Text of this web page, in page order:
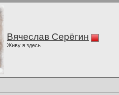
Вячеслав Серёгин
Живу я здесь